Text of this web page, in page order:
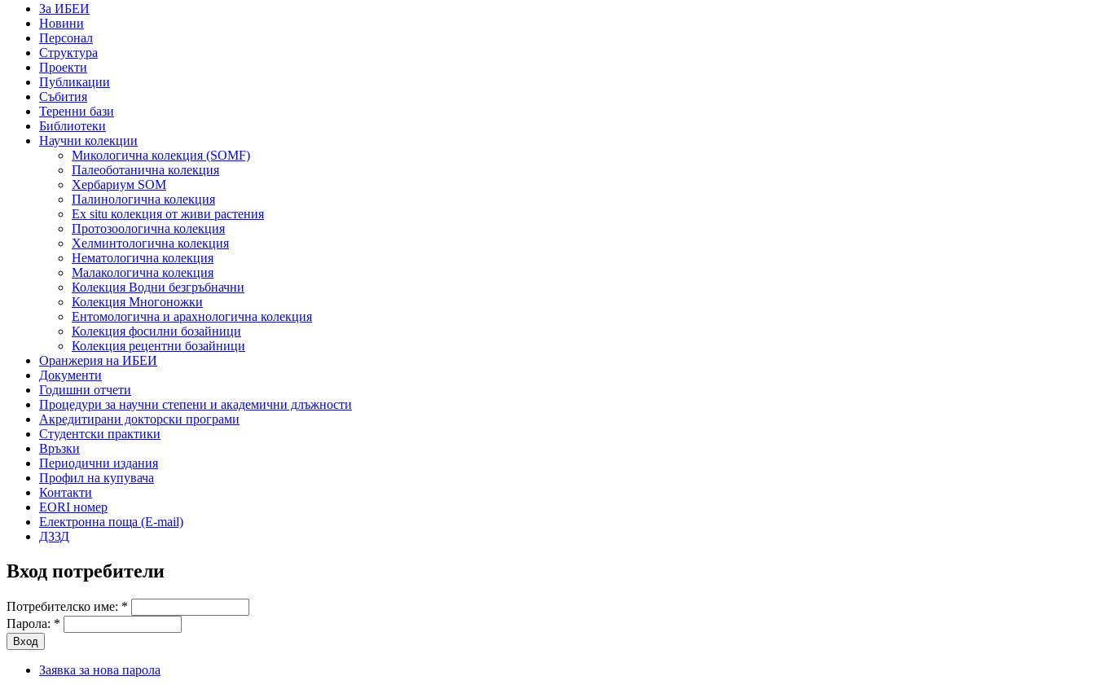
За ИБЕИ
Новини
Персонал
Структура
Проекти
Публикации
Събития
Теренни бази
Библиотеки
Научни колекции
Микологична колекция (SOMF)
Палеоботанична колекция
Хербариум SOM
Палинологична колекция
Ex situ колекция от живи растения
Протозоологична колекция
Хелминтологична колекция
Нематологична колекция
Малакологична колекция
Колекция Водни безгръбначни
Колекция Многоножки
Ентомологична и арахнологична колекция
Колекция фосилни бозайници
Колекция рецентни бозайници
Оранжерия на ИБЕИ
Документи
Годишни отчети
Процедури за научни степени и академични длъжности
Акредитирани докторски програми
Студентски практики
Връзки
Периодични издания
Профил на купувача
Контакти
EORI номер
Електронна поща (E-mail)
ДЗЗД
Вход потребители
Потребителско име: *
Парола: *
Заявка за нова парола